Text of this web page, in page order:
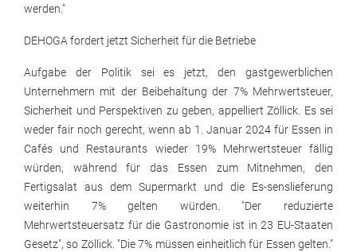
werden."
DEHOGA fordert jetzt Sicherheit für die Betriebe
Aufgabe der Politik sei es jetzt, den gastgewerblichen
Unternehmern mit der Beibehaltung der 7% Mehrwertsteuer,
Sicherheit und Perspektiven zu geben, appelliert Zöllick. Es sei
weder fair noch gerecht, wenn ab 1. Januar 2024 für Essen in
Cafés und Restaurants wieder 19% Mehrwertsteuer fällig
würden, während für das Essen zum Mitnehmen, den
Fertigsalat aus dem Supermarkt und die Es-senslieferung
weiterhin 7% gelten würden. "Der reduzierte
Mehrwertsteuersatz für die Gastronomie ist in 23 EU-Staaten
Gesetz", so Zöllick. "Die 7% müssen einheitlich für Essen gelten."